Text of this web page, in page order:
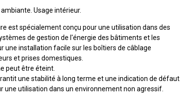
Usage intérieur.
est spécialement conçu pour une utilisation dans des
de gestion de l'énergie des bâtiments et les
une installation facile sur les boîtiers de câblage
et prises domestiques.
peut être éteint.
une stabilité à long terme et une indication de défaut.
une utilisation dans un environnement non agressif.